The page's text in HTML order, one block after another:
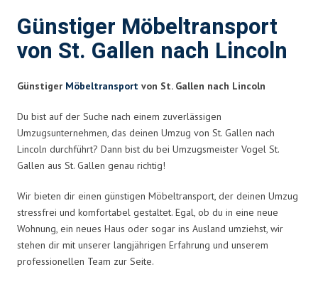
Günstiger Möbeltransport
von St. Gallen nach Lincoln
Günstiger Möbeltransport von St. Gallen nach Lincoln
Du bist auf der Suche nach einem zuverlässigen
Umzugsunternehmen, das deinen Umzug von St. Gallen nach
Lincoln durchführt? Dann bist du bei Umzugsmeister Vogel St.
Gallen aus St. Gallen genau richtig!
Wir bieten dir einen günstigen Möbeltransport, der deinen Umzug
stressfrei und komfortabel gestaltet. Egal, ob du in eine neue
Wohnung, ein neues Haus oder sogar ins Ausland umziehst, wir
stehen dir mit unserer langjährigen Erfahrung und unserem
professionellen Team zur Seite.